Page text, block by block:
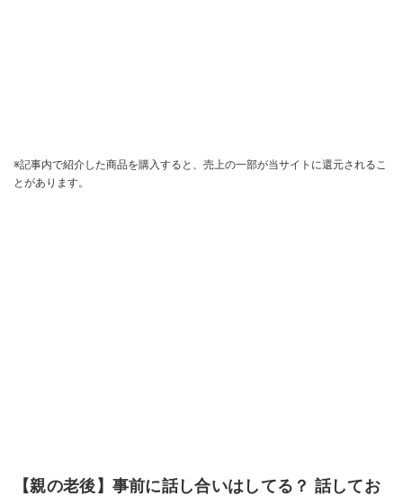
※記事内で紹介した商品を購入すると、売上の一部が当サイトに還元されるこ
とがあります。
【親の老後】事前に話し合いはしてる？ 話してお